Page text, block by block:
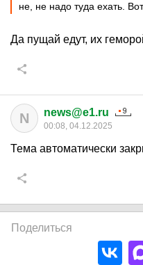
не, не надо туда ехать.
Да пущай едут, их
N news@e1.ru
00:08, 04.12.2025
Тема автоматически
Поделиться